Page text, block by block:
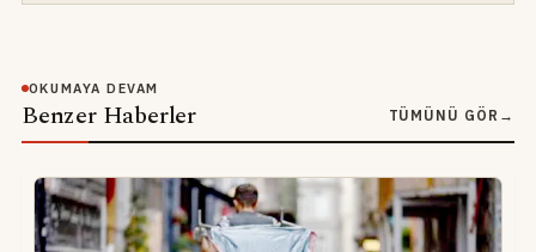
OKUMAYA DEVAM
Benzer Haberler TÜMÜNÜ GÖR →